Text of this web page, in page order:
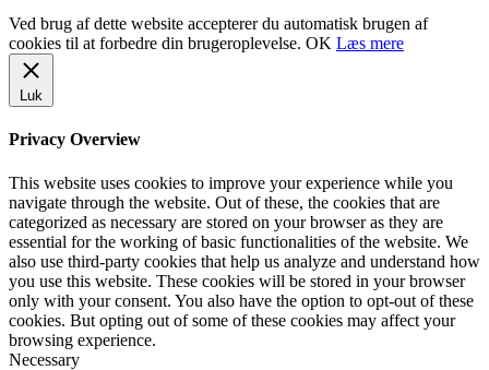
Ved brug af dette website accepterer du automatisk brugen af
cookies til at forbedre din brugeroplevelse. OK Læs mere
Luk
Privacy Overview
This website uses cookies to improve your experience while you
navigate through the website. Out of these, the cookies that are
categorized as necessary are stored on your browser as they are
essential for the working of basic functionalities of the website. We
also use third-party cookies that help us analyze and understand how
you use this website. These cookies will be stored in your browser
only with your consent. You also have the option to opt-out of these
cookies. But opting out of some of these cookies may affect your
browsing experience.
Necessary